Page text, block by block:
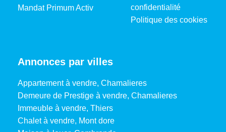
Mandat Primum Activ
confidentialité
Politique des cookies
Annonces par villes
Appartement à vendre, Chamalieres
Demeure de Prestige à vendre, Chamalieres
Immeuble à vendre, Thiers
Chalet à vendre, Mont dore